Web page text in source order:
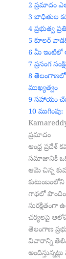
2 ప్రమాదం
3 బాధితుల
4 ప్రభుత్వ
5 కూలర్
6 మీ ఇంటిలో
7 ప్రసంగ
8 తెలంగాణలో
ముఖ్యత్వం
9 సహాయం
10 ముగింపు:
ప్రమాదం
ఆంధ్ర ప్రదేశ్
సమాజానికి ఒక
ఆమె చిన్న
గాథలో
సురక్షితంగా
చర్యలపై
తెలంగాణ
విచారాన్ని